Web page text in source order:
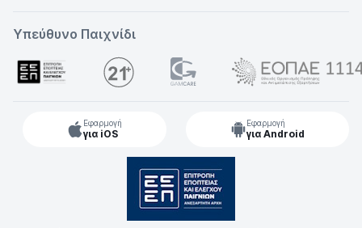
Υπεύθυνο Παιχνίδι
Εφαρμογή
για iOS
Εφαρμογή
για Android